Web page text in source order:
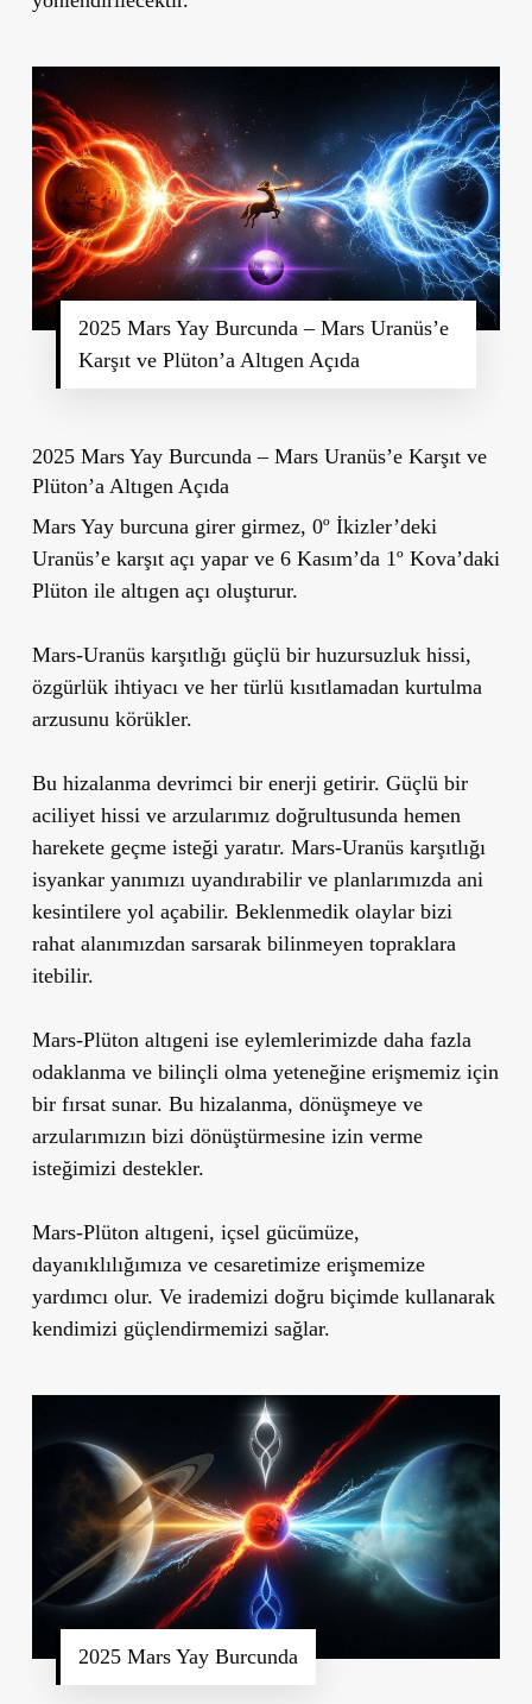
2025 Mars Yay Burcunda – Mars Uranüs’e
Karşıt ve Plüton’a Altıgen Açıda
2025 Mars Yay Burcunda – Mars Uranüs’e Karşıt ve
Plüton’a Altıgen Açıda
Mars Yay burcuna girer girmez, 0º İkizler’deki
Uranüs’e karşıt açı yapar ve 6 Kasım’da 1º Kova’daki
Plüton ile altıgen açı oluşturur.
Mars-Uranüs karşıtlığı güçlü bir huzursuzluk hissi,
özgürlük ihtiyacı ve her türlü kısıtlamadan kurtulma
arzusunu körükler.
Bu hizalanma devrimci bir enerji getirir. Güçlü bir
aciliyet hissi ve arzularımız doğrultusunda hemen
harekete geçme isteği yaratır. Mars-Uranüs karşıtlığı
isyankar yanımızı uyandırabilir ve planlarımızda ani
kesintilere yol açabilir. Beklenmedik olaylar bizi
rahat alanımızdan sarsarak bilinmeyen topraklara
itebilir.
Mars-Plüton altıgeni ise eylemlerimizde daha fazla
odaklanma ve bilinçli olma yeteneğine erişmemiz için
bir fırsat sunar. Bu hizalanma, dönüşmeye ve
arzularımızın bizi dönüştürmesine izin verme
isteğimizi destekler.
Mars-Plüton altıgeni, içsel gücümüze,
dayanıklılığımıza ve cesaretimize erişmemize
yardımcı olur. Ve irademizi doğru biçimde kullanarak
kendimizi güçlendirmemizi sağlar.
2025 Mars Yay Burcunda